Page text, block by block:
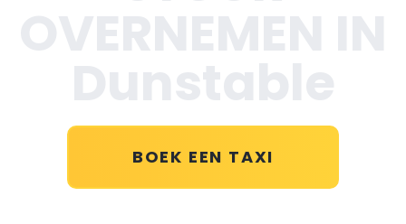
BOEK EEN TAXI